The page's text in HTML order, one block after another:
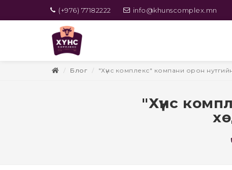
(+976) 77182222 info@khunscomplex.mn
Блог "Хүнс комплекс" компани орон
"Хүнс